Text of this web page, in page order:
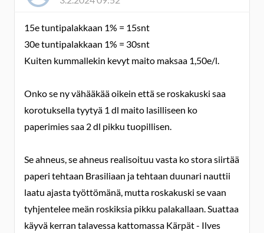
15e tuntipalakkaan 1% = 15snt
30e tuntipalakkaan 1% = 30snt
Kuiten kummallekin kevyt maito maksaa 1,50e/l.
Onko se ny vähääkää oikein että se roskakuski saa
korotuksella tyytyä 1 dl maito lasilliseen ko
paperimies saa 2 dl pikku tuopillisen.
Se ahneus, se ahneus realisoituu vasta ko stora siirtää
paperi tehtaan Brasiliaan ja tehtaan duunari nauttii
laatu ajasta työttömänä, mutta roskakuski se vaan
tyhjentelee meän roskiksia pikku palakallaan. Suattaa
käyvä kerran talavessa kattomassa Kärpät - Ilves